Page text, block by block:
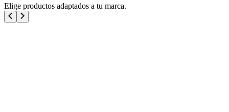
Elige productos adaptados a tu marca.